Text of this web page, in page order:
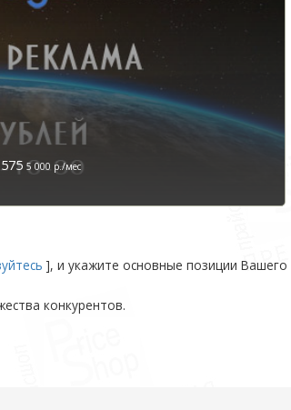
5 000 р./мес
], и укажите основные позиции Вашего
конкурентов.